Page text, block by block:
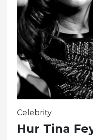
Celebrity
Hur Tina